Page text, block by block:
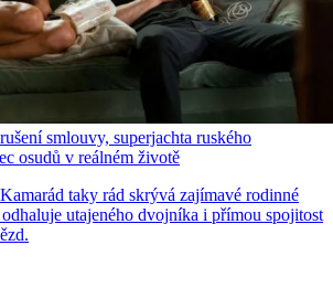
smlouvy, superjachta ruského
osudů v reálném životě
taky rád skrývá zajímavé rodinné
utajeného dvojníka i přímou spojitost